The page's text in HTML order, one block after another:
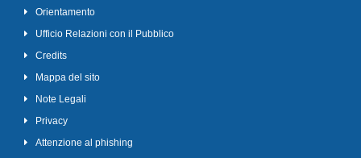
Orientamento
Ufficio Relazioni con il Pubblico
Credits
Mappa del sito
Note Legali
Privacy
Attenzione al phishing